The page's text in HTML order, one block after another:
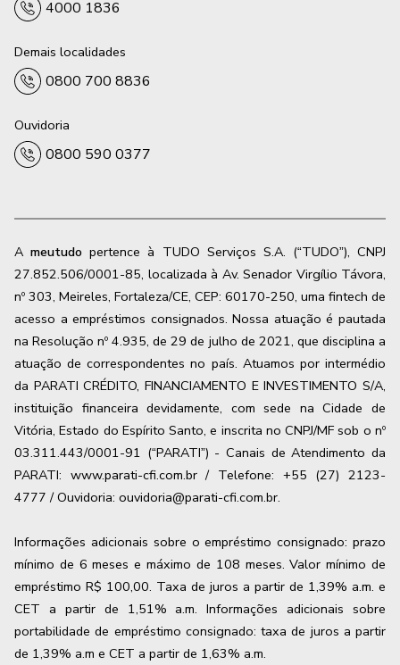
4000 1836
Demais localidades
0800 700 8836
Ouvidoria
0800 590 0377
Ameutudo pertence à TUDO Serviços S.A. (“TUDO”), CNPJ
27.852.506/0001-85, localizada à Av. Senador Virgílio Távora,
nº 303, Meireles, Fortaleza/CE, CEP: 60170-250, uma fintech de
acesso a empréstimos consignados. Nossa atuação é pautada
na Resolução nº 4.935, de 29 de julho de 2021, que disciplina a
atuação de correspondentes no país. Atuamos por intermédio
da PARATI CRÉDITO, FINANCIAMENTO E INVESTIMENTO S/A,
instituição financeira devidamente, com sede na Cidade de
Vitória, Estado do Espírito Santo, e inscrita no CNPJ/MF sob o nº
03.311.443/0001-91 (“PARATI”) - Canais de Atendimento da
PARATI: www.parati-cfi.com.br / Telefone: +55 (27) 2123-
4777 / Ouvidoria: ouvidoria@parati-cfi.com.br.
Informações adicionais sobre o empréstimo consignado: prazo
mínimo de 6 meses e máximo de 108 meses. Valor mínimo de
empréstimo R$ 100,00. Taxa de juros a partir de 1,39% a.m. e
CET a partir de 1,51% a.m. Informações adicionais sobre
portabilidade de empréstimo consignado: taxa de juros a partir
de 1,39% a.m e CET a partir de 1,63% a.m.